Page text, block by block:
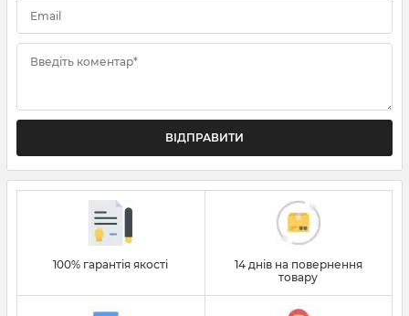
Email
Введіть коментар*
ВІДПРАВИТИ
100% гарантія якості
14 днів на повернення
товару